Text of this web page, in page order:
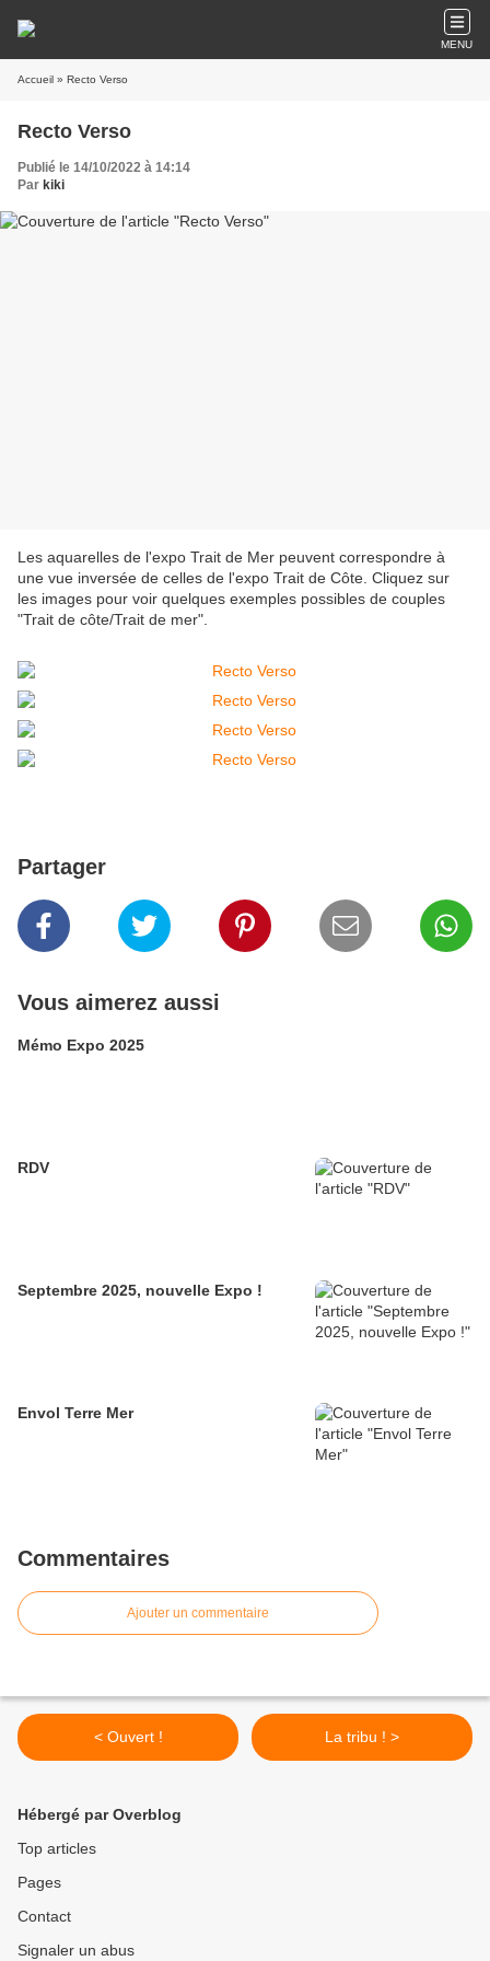
MENU
Accueil » Recto Verso
Recto Verso
Publié le 14/10/2022 à 14:14
Par kiki
Les aquarelles de l'expo Trait de Mer peuvent correspondre à
une vue inversée de celles de l'expo Trait de Côte. Cliquez sur
les images pour voir quelques exemples possibles de couples
"Trait de côte/Trait de mer".
Partager
Vous aimerez aussi
Mémo Expo 2025
RDV
Septembre 2025, nouvelle Expo !
Envol Terre Mer
Commentaires
Ajouter un commentaire
< Ouvert ! La tribu ! >
Hébergé par Overblog
Top articles
Pages
Contact
Signaler un abus